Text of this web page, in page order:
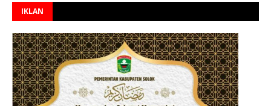
IKLAN